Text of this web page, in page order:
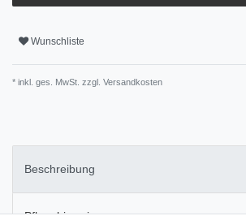
Wunschliste
* inkl. ges. MwSt. zzgl. Versandkosten
Beschreibung